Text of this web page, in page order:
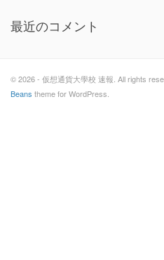
最近のコメント
© 2026 - 仮想通貨大學校 速報. All rights
Beans theme for WordPress.